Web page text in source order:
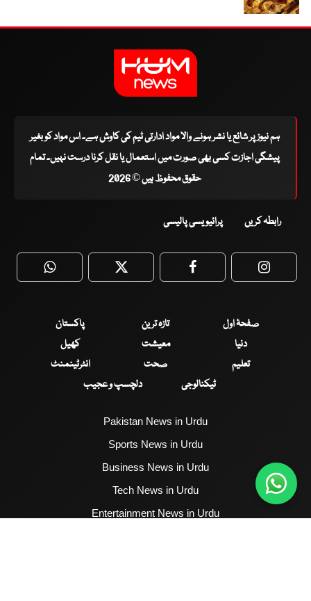
ہم نیوز پر شائع یا نشر ہونے والا مواد ادارتی ٹیم کی کاوش ہے۔ اس مواد کو بغیر
پیشگی اجازت کسی بھی صورت میں استعمال یا نقل کرنا درست نہیں۔ تمام
حقوق محفوظ ہیں © 2026
رابطہ کریں پرائیویسی پالیسی
WhatsApp Twitter Facebook
صفحۂ اول تازہ ترین
پاکستان
دنیا
معیشت
کھیل
تعلیم
صحت
انٹرٹینمنٹ
ٹیکنالوجی
دلچسپ و عجیب
Pakistan News in Urdu
Sports News in Urdu
Business News in Urdu
Tech News in Urdu
Entertainment News in Urdu